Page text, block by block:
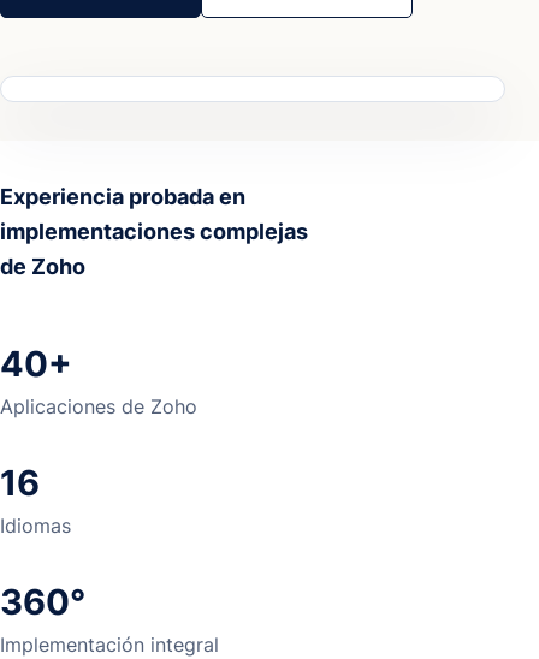
Experiencia probada en
implementaciones complejas
de Zoho
40+
Aplicaciones de Zoho
16
Idiomas
360°
Implementación integral